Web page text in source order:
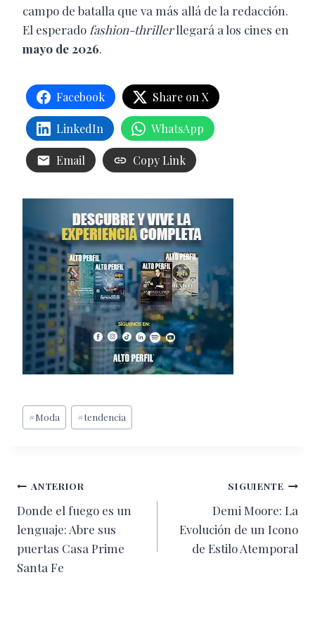
campo de batalla que va más allá de la redacción.
El esperado fashion-thrillerllegará a los cines en
mayo de 2026.
Facebook Share on X
LinkedIn WhatsApp
Email Copy Link
Etiquetas
de
#Moda #tendencia
Navegación
de
entradas
ANTERIOR
Donde el fuego es un
lenguaje: Abre sus
puertas Casa Prime
Santa Fe
SIGUIENTE
Demi Moore: La
Evolución de un Icono
de Estilo Atemporal